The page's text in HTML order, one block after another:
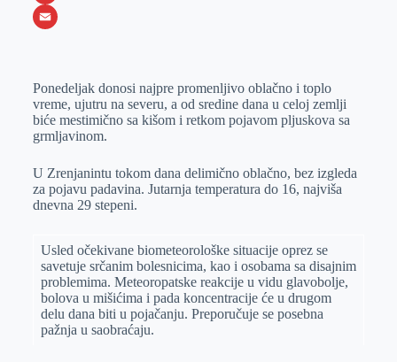
o
e
e
r
k
I
n
b
h
s
A
p
p
X
a
i
l
Ponedeljak donosi najpre promenljivo oblačno i toplo
vreme, ujutru na severu, a od sredine dana u celoj zemlji
biće mestimično sa kišom i retkom pojavom pljuskova sa
grmljavinom.
U Zrenjanintu tokom dana delimično oblačno, bez izgleda
za pojavu padavina. Jutarnja temperatura do 16, najviša
dnevna 29 stepeni.
Usled očekivane biometeorološke situacije oprez se
savetuje srčanim bolesnicima, kao i osobama sa disajnim
problemima. Meteoropatske reakcije u vidu glavobolјe,
bolova u mišićima i pada koncentracije će u drugom
delu dana biti u pojačanju. Preporučuje se posebna
pažnja u saobraćaju.